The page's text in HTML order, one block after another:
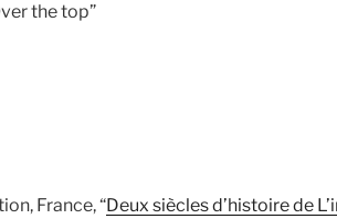
the top”
France, “Deux siècles d’histoire de